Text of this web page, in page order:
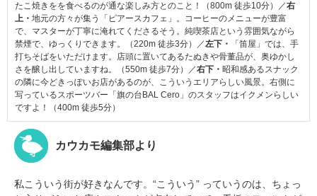
たこ焼きをを食べるのが通な楽しみ方とのこと！（800m 徒歩10分）／右
上・ 地元の方々が集う「ピアースカフェ」。コーヒーのメニューが豊富
で、マスターが丁寧に淹れてくださるそう。純喫茶店という雰囲気ながら
禁煙で、ゆっくりできます。（220m 徒歩3分）／左下・
「笛屋」では、手
打ちそばをいただけます。店頭に置いてあるたぬきや骨董品が、奥ゆかし
さを醸し出していますね。（550m 徒歩7分）／右下・ 昭和感あるスナック
の隣に今どきっぽいお店があるのが、こういうエリアらしい風景。右側に
写っているスポーツバー「旗の台BAL Cero」のスタッフはイクメンらしい
ですよ！（400m 徒歩5分）
カウカモ編集部より
私こういう街が好きなんです。“こういう” っていうのは、ちょっ